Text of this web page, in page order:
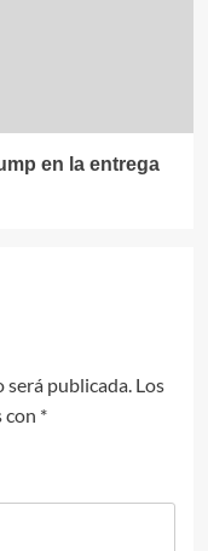
en la entrega
será publicada. Los
con *